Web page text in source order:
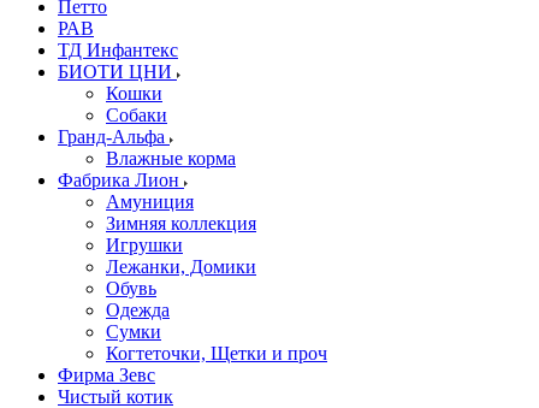
Петто
РАВ
ТД Инфантекс
БИОТИ ЦНИ
Кошки
Собаки
Гранд-Альфа
Влажные корма
Фабрика Лион
Амуниция
Зимняя коллекция
Игрушки
Лежанки, Домики
Обувь
Одежда
Сумки
Когтеточки, Щетки и проч
Фирма Зевс
Чистый котик